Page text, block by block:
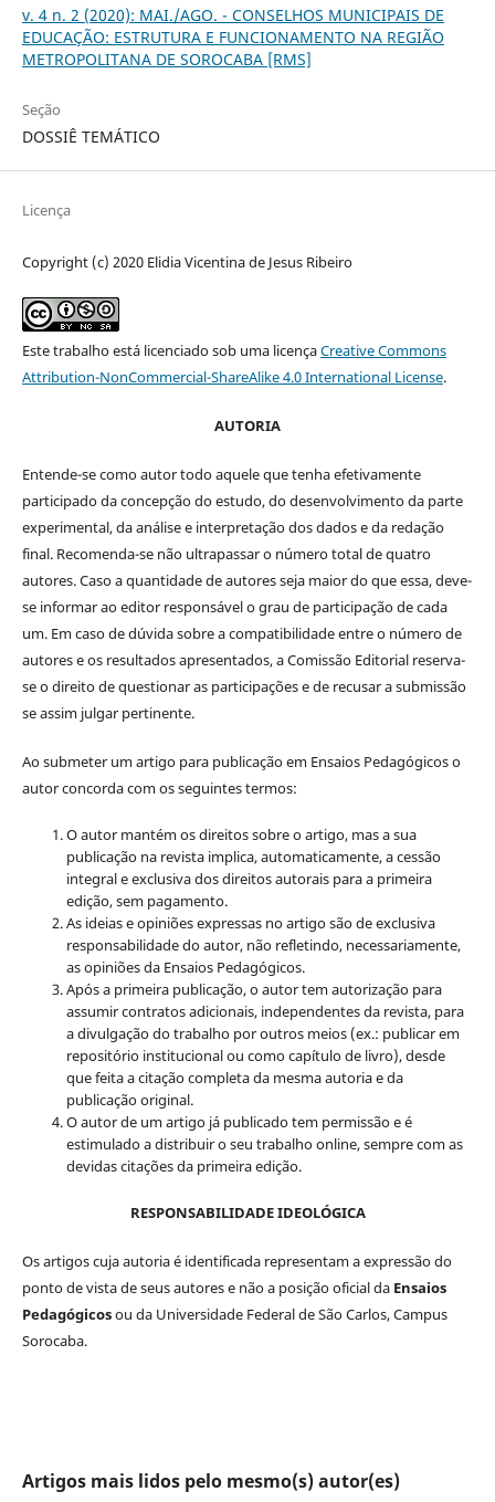
v. 4 n. 2 (2020): MAI./AGO. - CONSELHOS MUNICIPAIS DE
EDUCAÇÃO: ESTRUTURA E FUNCIONAMENTO NA REGIÃO
METROPOLITANA DE SOROCABA [RMS]
Seção
DOSSIÊ TEMÁTICO
Licença
Copyright (c) 2020 Elidia Vicentina de Jesus Ribeiro
Este trabalho está licenciado sob uma licençaCreative Commons
Attribution-NonCommercial-ShareAlike 4.0 International License.
AUTORIA
Entende-se como autor todo aquele que tenha efetivamente
participado da concepção do estudo, do desenvolvimento da parte
experimental, da análise e interpretação dos dados e da redação
final. Recomenda-se não ultrapassar o número total de quatro
autores. Caso a quantidade de autores seja maior do que essa, deve-
se informar ao editor responsável o grau de participação de cada
um. Em caso de dúvida sobre a compatibilidade entre o número de
autores e os resultados apresentados, a Comissão Editorial reserva-
se o direito de questionar as participações e de recusar a submissão
se assim julgar pertinente.
Ao submeter um artigo para publicação em Ensaios Pedagógicos o
autor concorda com os seguintes termos:
O autor mantém os direitos sobre o artigo, mas a sua
publicação na revista implica, automaticamente, a cessão
integral e exclusiva dos direitos autorais para a primeira
edição, sem pagamento.
As ideias e opiniões expressas no artigo são de exclusiva
responsabilidade do autor, não refletindo, necessariamente,
as opiniões da Ensaios Pedagógicos.
Após a primeira publicação, o autor tem autorização para
assumir contratos adicionais, independentes da revista, para
a divulgação do trabalho por outros meios (ex.: publicar em
repositório institucional ou como capítulo de livro), desde
que feita a citação completa da mesma autoria e da
publicação original.
O autor de um artigo já publicado tem permissão e é
estimulado a distribuir o seu trabalho online, sempre com as
devidas citações da primeira edição.
RESPONSABILIDADE IDEOLÓGICA
Os artigos cuja autoria é identificada representam a expressão do
ponto de vista de seus autores e não a posição oficial da Ensaios
Pedagógicosou da Universidade Federal de São Carlos, Campus
Sorocaba.
Artigos mais lidos pelo mesmo(s) autor(es)